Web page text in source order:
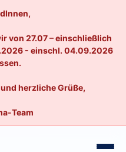
von 27.07 – einschließlich
- einschl. 04.09.2026
herzliche Grüße,
Team